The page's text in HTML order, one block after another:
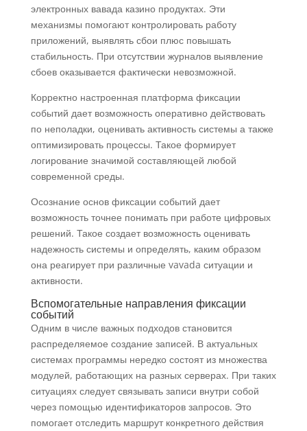
электронных вавада казино продуктах. Эти
механизмы помогают контролировать работу
приложений, выявлять сбои плюс повышать
стабильность. При отсутствии журналов выявление
сбоев оказывается фактически невозможной.
Корректно настроенная платформа фиксации
событий дает возможность оперативно действовать
по неполадки, оценивать активность системы а также
оптимизировать процессы. Такое формирует
логирование значимой составляющей любой
современной среды.
Осознание основ фиксации событий дает
возможность точнее понимать при работе цифровых
решений. Такое создает возможность оценивать
надежность системы и определять, каким образом
она реагирует при различные vavada ситуации и
активности.
Вспомогательные направления фиксации
событий
Одним в числе важных подходов становится
распределяемое создание записей. В актуальных
системах программы нередко состоят из множества
модулей, работающих на разных серверах. При таких
ситуациях следует связывать записи внутри собой
через помощью идентификаторов запросов. Это
помогает отследить маршрут конкретного действия